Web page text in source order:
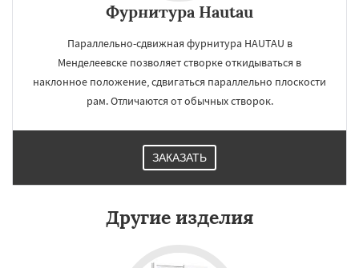
Фурнитура Hautau
Параллельно-сдвижная фурнитура HAUTAU в
Менделеевске позволяет створке откидываться в
наклонное положение, сдвигаться параллельно плоскости
рам. Отличаются от обычных створок.
ЗАКАЗАТЬ
Другие изделия